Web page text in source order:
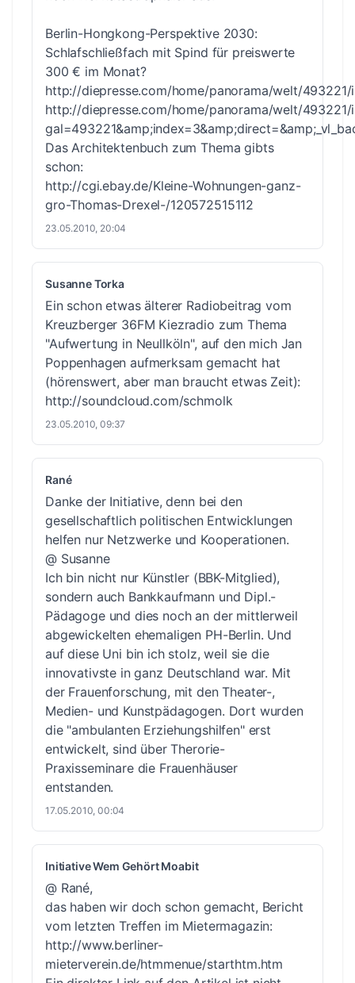
Berlin-Hongkong-Perspektive 2030:
Schlafschließfach mit Spind für preiswerte
300 € im Monat?
http://diepresse.com/home/panorama/welt/493221/
http://diepresse.com/home/panorama/welt/493221/
Das Architektenbuch zum Thema gibts
schon:
http://cgi.ebay.de/Kleine-Wohnungen-ganz-
gro-Thomas-Drexel-/120572515112
23.05.2010, 20:04
Susanne Torka
Ein schon etwas älterer Radiobeitrag vom
Kreuzberger 36FM Kiezradio zum Thema
"Aufwertung in Neullköln", auf den mich Jan
Poppenhagen aufmerksam gemacht hat
(hörenswert, aber man braucht etwas Zeit):
http://soundcloud.com/schmolk
23.05.2010, 09:37
Rané
Danke der Initiative, denn bei den
gesellschaftlich politischen Entwicklungen
helfen nur Netzwerke und Kooperationen.
@ Susanne
Ich bin nicht nur Künstler (BBK-Mitglied),
sondern auch Bankkaufmann und Dipl.-
Pädagoge und dies noch an der mittlerweil
abgewickelten ehemaligen PH-Berlin. Und
auf diese Uni bin ich stolz, weil sie die
innovativste in ganz Deutschland war. Mit
der Frauenforschung, mit den Theater-,
Medien- und Kunstpädagogen. Dort wurden
die "ambulanten Erziehungshilfen" erst
entwickelt, sind über Therorie-
Praxisseminare die Frauenhäuser
entstanden.
17.05.2010, 00:04
Initiative Wem Gehört Moabit
@ Rané,
das haben wir doch schon gemacht, Bericht
vom letzten Treffen im Mietermagazin:
http://www.berliner-
mieterverein.de/htmmenue/starthtm.htm